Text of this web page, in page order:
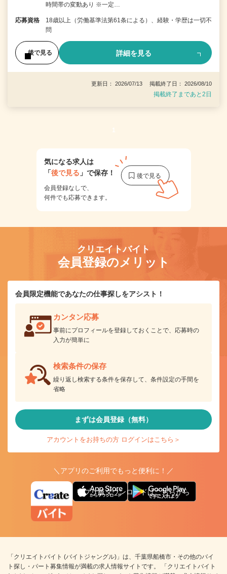
時間帯の変動あり ※一定…
応募資格
18歳以上（労働基準法第61条による）、経験・学歴は一切不
問
後で見る 詳細を見る
更新日： 2026/07/13 掲載終了日： 2026/08/10
掲載終了まであと2日
1
気になる求人は
「後で見る 」で保存！
会員登録なしで、
何件でも応募できます。
クリエイトバイト
会員登録のメリット
会員限定機能であなたの仕事探しをアシスト！
カンタン応募
事前にプロフィールを登録しておくことで、応募時の
入力が簡単に
検索条件の保存
繰り返し検索する条件を保存して、条件設定の手間を
省略
まずは会員登録（無料）
アカウントをお持ちの方 ログインはこちら＞
＼アプリのご利用でもっと便利に！／
アプリ版ダウンロードはこちらから
「クリエイトバイト (バイトジャングル)」は、千葉県船橋市・その他のバイ
ト探し・パート募集情報が満載の求人情報サイトです。 「クリエイトバイト